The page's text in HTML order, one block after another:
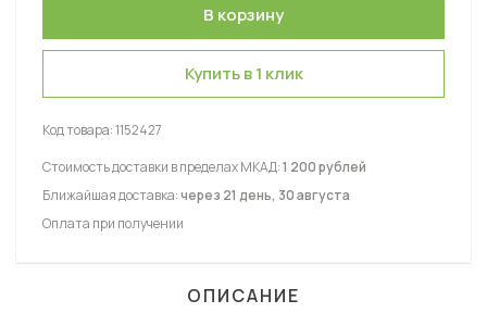
Купить в 1 клик
Код товара:1152427
Стоимость доставки в пределах МКАД:1 200 рублей
Ближайшая доставка:через 21 день, 30 августа
Оплата при получении
ОПИСАНИЕ